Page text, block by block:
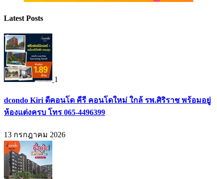
Latest Posts
1
dcondo Kiri ดีคอนโด คีรี คอนโดใหม่ ใกล้ รพ.ศิริราช พร้อมอยู่
ห้องแต่งครบ โทร 065-4496399
13 กรกฎาคม 2026